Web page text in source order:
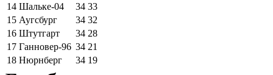
14 Шальке-04 34 33
15 Аугсбург 34 32
16 Штутгарт 34 28
17 Ганновер-96 34 21
18 Нюрнберг 34 19